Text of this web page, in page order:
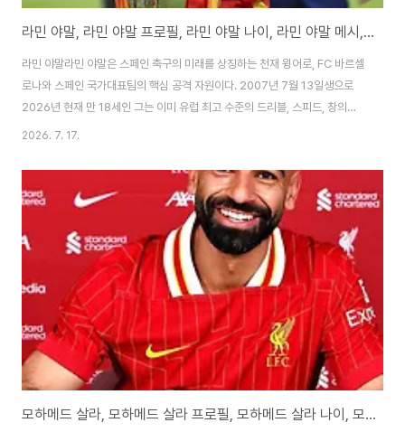
라민 야말, 라민 야말 프로필, 라민 야말 나이, 라민 야말 메시, 라민 야말 연봉
라민 야말라민 야말은 스페인 축구의 미래를 상징하는 천재 윙어로, FC 바르셀
로나와 스페인 국가대표팀의 핵심 공격 자원이다. 2007년 7월 13일생으로
2026년 현재 만 18세인 그는 이미 유럽 최고 수준의 드리블, 스피드, 창의적
패스, 골 결정력을 갖춘 완성형 공격수로 평가받는다. 2024년 유로 2024에
2026 시즌 바르셀로나에서 등번호 19번을 달고 주전 윙어로 활약하며 라 리
가와 챔피언스리그에서 맹활약을 펼치고 있다. 2026 북중미 월드컵에서는 스
페인 대표팀의 에이스로서 조별리그에서 결정적인 골과 어시스트를 기록하며
팀의 16강 진출에 기여했다. 라 마시아 출신으로 어린 나이부터 바르셀로나 1
군에 데뷔한 그는 ..
2026. 7. 17.
모하메드 살라, 모하메드 살라 프로필, 모하메드 살라 나이, 모하메드 살라 월드컵, 모하메드 살라